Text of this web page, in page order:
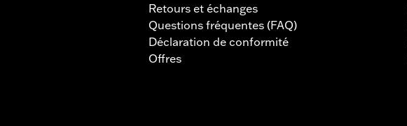
Retours et échanges
Questions fréquentes (FAQ)
Déclaration de conformité
Offres